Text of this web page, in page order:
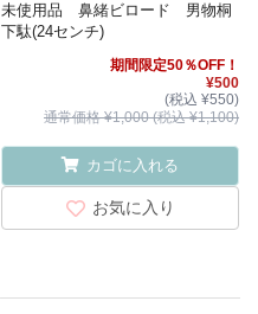
未使用品 鼻緒ビロード 男物桐
下駄(24センチ)
期間限定50％OFF！
¥500
(税込 ¥550)
通常価格 ¥1,000 (税込 ¥1,100)
カゴに入れる
お気に入り